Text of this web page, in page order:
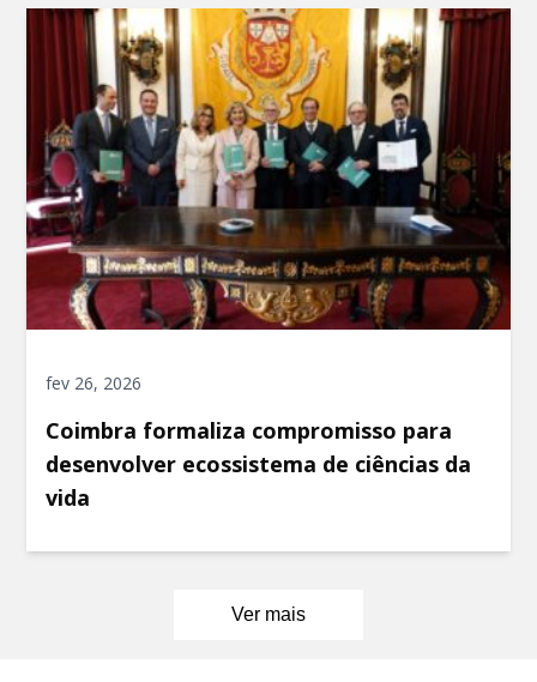
fev 26, 2026
Coimbra formaliza compromisso para
desenvolver ecossistema de ciências da
vida
Ver mais